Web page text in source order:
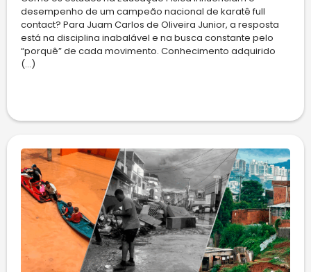
desempenho de um campeão nacional de karatê full
contact? Para Juam Carlos de Oliveira Junior, a resposta
está na disciplina inabalável e na busca constante pelo
“porquê” de cada movimento. Conhecimento adquirido
(...)